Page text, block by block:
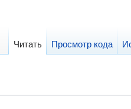
Читать Просмотр кода